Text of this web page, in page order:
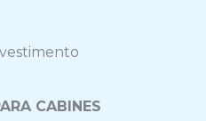
CABINES